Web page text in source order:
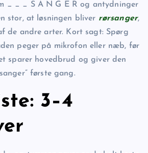
_ _ _ S A N G E R og antydninger
stor, at løsningen bliver rørsanger,
de andre arter. Kort sagt: Spørg
peger på mikrofon eller næb, før
sparer hovedbrud og giver den
første gang.
3–4